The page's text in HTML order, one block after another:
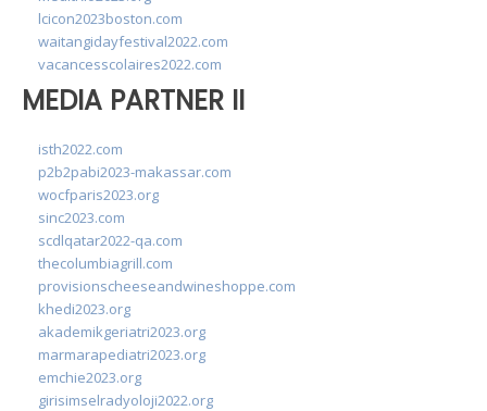
lcicon2023boston.com
waitangidayfestival2022.com
vacancesscolaires2022.com
MEDIA PARTNER II
isth2022.com
p2b2pabi2023-makassar.com
wocfparis2023.org
sinc2023.com
scdlqatar2022-qa.com
thecolumbiagrill.com
provisionscheeseandwineshoppe.com
khedi2023.org
akademikgeriatri2023.org
marmarapediatri2023.org
emchie2023.org
girisimselradyoloji2022.org